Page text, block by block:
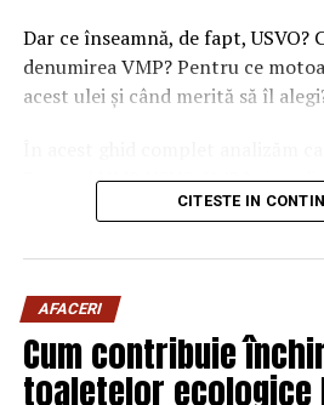
Dar ce înseamnă, de fapt, USVO?
denumirea VMP? Pentru ce
acest ulei și când merită să îl
Ravenol VMP USVO 5W30 și
considerat unul dintre cele mai
Ravenol este un producător
fondat în anul 1946 și recunoscut
pentru dezvoltarea deuleiuri de
CITESTE IN
AFACERI
Cum contribuie
toaletelor ecologice